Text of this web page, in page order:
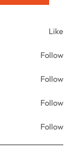
Like
Follow
Follow
Follow
Follow